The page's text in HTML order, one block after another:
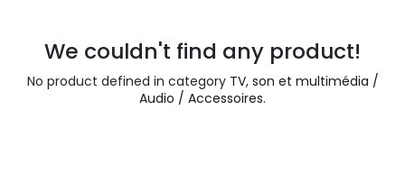
We couldn't find any product!
No product defined in category TV, son et multimédia /
Audio / Accessoires.